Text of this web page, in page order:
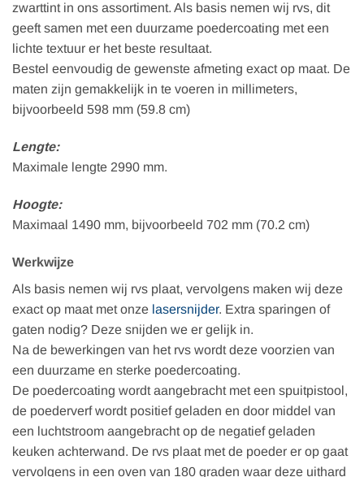
zwarttint in ons assortiment. Als basis nemen wij rvs, dit
geeft samen met een duurzame poedercoating met een
lichte textuur er het beste resultaat.
Bestel eenvoudig de gewenste afmeting exact op maat. De
maten zijn gemakkelijk in te voeren in millimeters,
bijvoorbeeld 598 mm (59.8 cm)
Lengte:
Maximale lengte 2990 mm.
Hoogte:
Maximaal 1490 mm, bijvoorbeeld 702 mm (70.2 cm)
Werkwijze
Als basis nemen wij rvs plaat, vervolgens maken wij deze
exact op maat met onze lasersnijder. Extra sparingen of
gaten nodig? Deze snijden we er gelijk in.
Na de bewerkingen van het rvs wordt deze voorzien van
een duurzame en sterke poedercoating.
De poedercoating wordt aangebracht met een spuitpistool,
de poederverf wordt positief geladen en door middel van
een luchtstroom aangebracht op de negatief geladen
keuken achterwand. De rvs plaat met de poeder er op gaat
vervolgens in een oven van 180 graden waar deze uithard